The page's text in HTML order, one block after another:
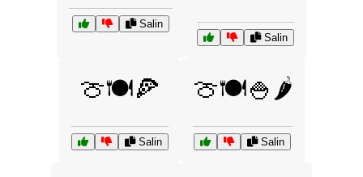
Salin
Salin
🍈🍽️🍕
Salin
🍈🍽️🍚🌶️
Salin